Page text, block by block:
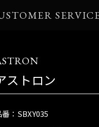
ストロン
番：SBXY035